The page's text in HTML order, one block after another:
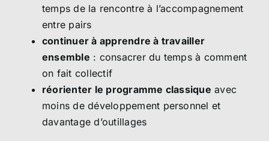
temps de la rencontre à l’accompagnement
entre pairs
continuer à apprendre à travailler
ensemble : consacrer du temps à comment
on fait collectif
réorienter le programme classique avec
moins de développement personnel et
davantage d’outillages